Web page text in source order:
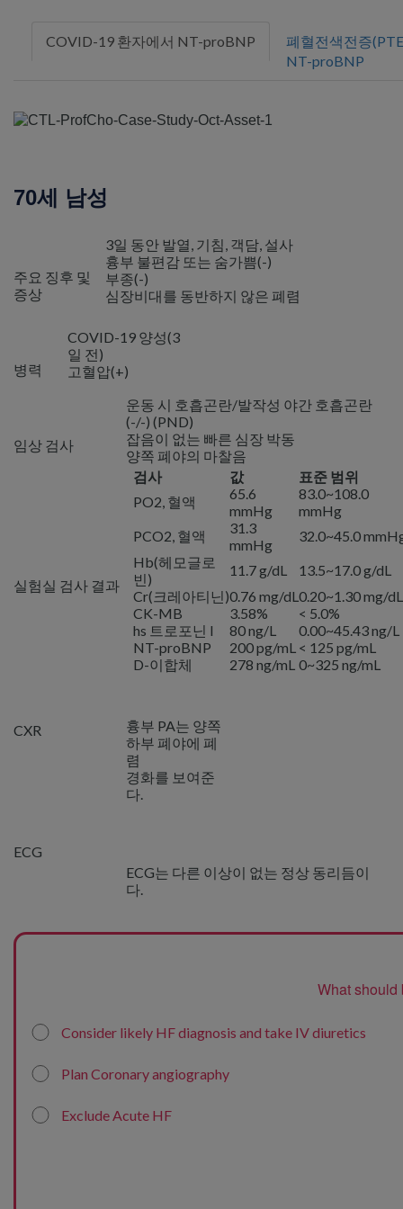
COVID-19 환자에서 NT-proBNP
폐혈전색전증
NT-proBNP
70세 남성
주요 징후 및
증상
3일 동안 발열, 기침, 객담, 설사
흉부 불편감 또는 숨가쁨(-)
부종(-)
심장비대를 동반하지 않은 폐렴
병력
COVID-19 양성(3
일 전)
고혈압(+)
임상 검사
운동 시 호흡곤란/발작성 야간 호흡곤란
(-/-) (PND)
잡음이 없는 빠른 심장 박동
양쪽 폐야의 마찰음
실험실 검사 결과
검사 값
표준 범위
PO2, 혈액
65.6
mmHg
83.0~108.0
mmHg
PCO2, 혈액
31.3
mmHg
32.0~45.0
Hb(헤모글로
빈)
11.7 g/dL
13.5~17.0 g/dL
Cr(크레아티닌)0.76 mg/dL 0.20~1.30 mg/dL
CK-MB
3.58%
< 5.0%
hs 트로포닌 I
80 ng/L
0.00~45.43 ng/L
NT-proBNP
200 pg/mL < 125 pg/mL
D-이합체
278 ng/mL 0~325 ng/mL
CXR
흉부 PA는 양쪽
하부 폐야에 폐
렴
경화를 보여준
다.
ECG
ECG는 다른 이상이 없는 정상 동리듬이
다.
What should
Consider likely HF diagnosis and take IV diuretics
Plan Coronary angiography
Exclude Acute HF